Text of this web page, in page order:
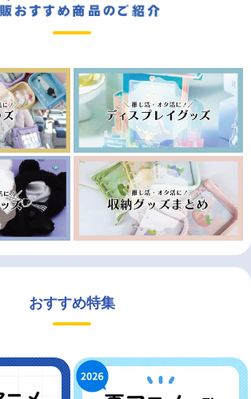
おすすめ特集